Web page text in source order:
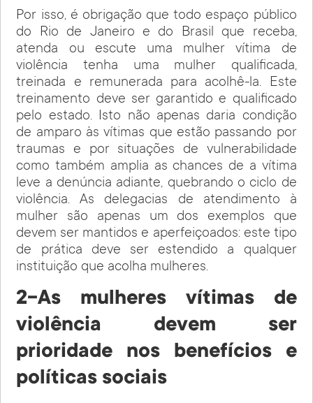
Por isso, é obrigação que todo espaço público
do Rio de Janeiro e do Brasil que receba,
atenda ou escute uma mulher vítima de
violência tenha uma mulher qualificada,
treinada e remunerada para acolhê-la. Este
treinamento deve ser garantido e qualificado
pelo estado. Isto não apenas daria condição
de amparo às vítimas que estão passando por
traumas e por situações de vulnerabilidade
como também amplia as chances de a vítima
leve a denúncia adiante, quebrando o ciclo de
violência. As delegacias de atendimento à
mulher são apenas um dos exemplos que
devem ser mantidos e aperfeiçoados: este tipo
de prática deve ser estendido a qualquer
instituição que acolha mulheres.
2-As mulheres vítimas de
violência devem ser
prioridade nos benefícios e
políticas sociais